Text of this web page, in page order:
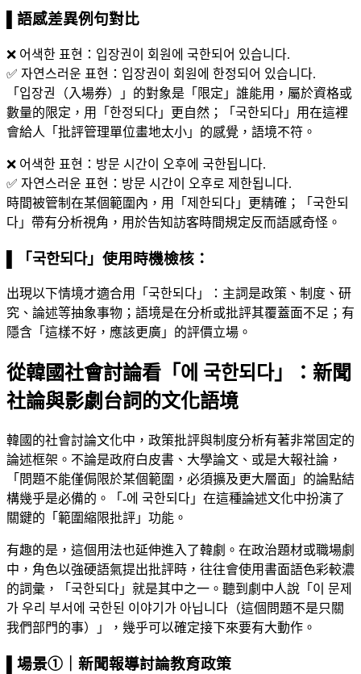
▌語感差異例句對比
❌ 어색한 표현：입장권이 회원에 국한되어 있습니다.
✅ 자연스러운 표현：입장권이 회원에 한정되어 있습니다.
「입장권（入場券）」的對象是「限定」誰能用，屬於資格或
數量的限定，用「한정되다」更自然；「국한되다」用在這裡
會給人「批評管理單位畫地太小」的感覺，語境不符。
❌ 어색한 표현：방문 시간이 오후에 국한됩니다.
✅ 자연스러운 표현：방문 시간이 오후로 제한됩니다.
時間被管制在某個範圍內，用「제한되다」更精確；「국한되
다」帶有分析視角，用於告知訪客時間規定反而語感奇怪。
▌「국한되다」使用時機檢核：
出現以下情境才適合用「국한되다」：主詞是政策、制度、研
究、論述等抽象事物；語境是在分析或批評其覆蓋面不足；有
隱含「這樣不好，應該更廣」的評價立場。
從韓國社會討論看「에 국한되다」：新聞
社論與影劇台詞的文化語境
韓國的社會討論文化中，政策批評與制度分析有著非常固定的
論述框架。不論是政府白皮書、大學論文、或是大報社論，
「問題不能僅侷限於某個範圍，必須擴及更大層面」的論點結
構幾乎是必備的。「-에 국한되다」在這種論述文化中扮演了
關鍵的「範圍縮限批評」功能。
有趣的是，這個用法也延伸進入了韓劇。在政治題材或職場劇
中，角色以強硬語氣提出批評時，往往會使用書面語色彩較濃
的詞彙，「국한되다」就是其中之一。聽到劇中人說「이 문제
가 우리 부서에 국한된 이야기가 아닙니다（這個問題不是只關
我們部門的事）」，幾乎可以確定接下來要有大動作。
▌場景①｜新聞報導討論教育政策